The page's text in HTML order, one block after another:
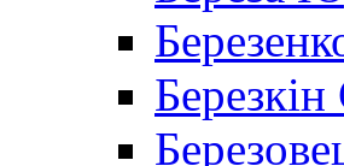
Березкін